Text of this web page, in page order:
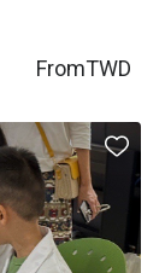
FromTWD